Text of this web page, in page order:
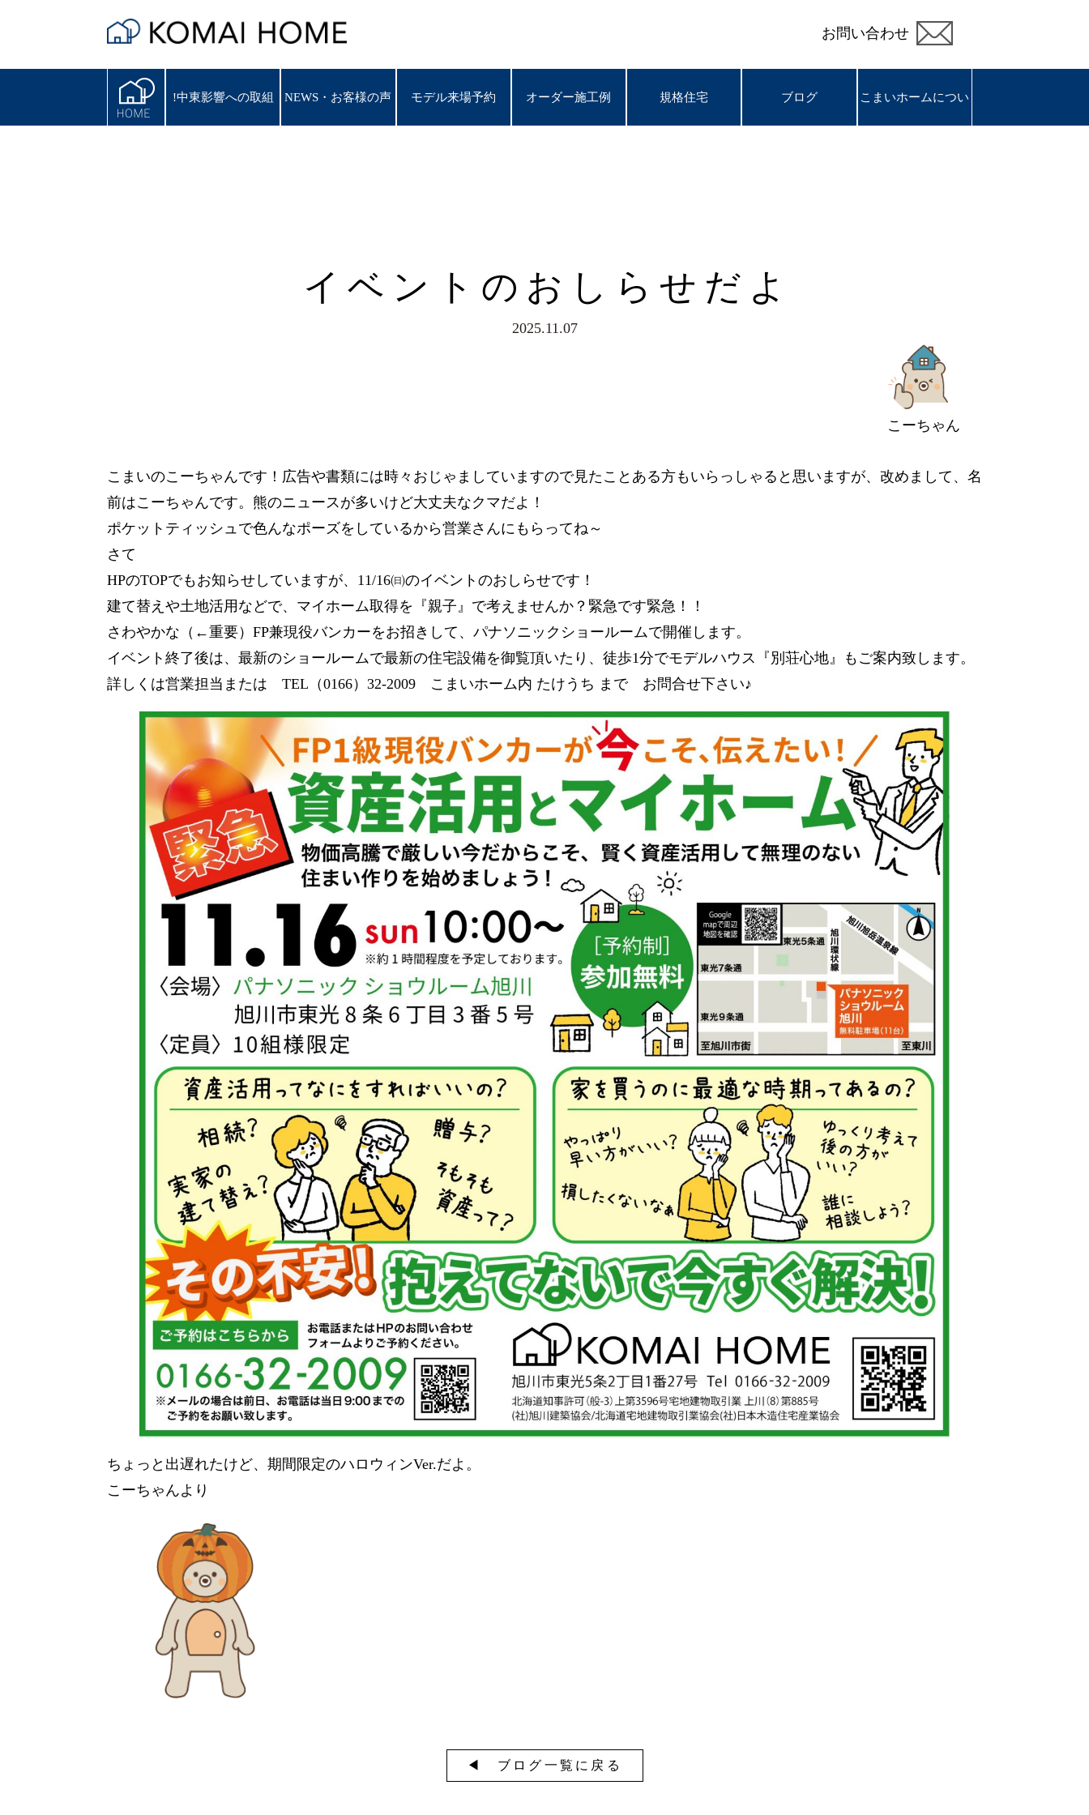
お問い合わせ
!中東影響への取組 NEWS・お客様の声 モデル来場予約 オーダー施工例 規格住宅 ブログ こまいホームについ
!中東影響への取組 NEWS・お客様の声 モデル来場予約 オーダー施工例 規格住宅 ブログ こまいホームについ
イベントのおしらせだよ
2025.11.07
こーちゃん
こまいのこーちゃんです！広告や書類には時々おじゃましていますので見たことある方もいらっしゃると思いますが、改めまして、名
前はこーちゃんです。熊のニュースが多いけど大丈夫なクマだよ！
ポケットティッシュで色んなポーズをしているから営業さんにもらってね～
さて
HPのTOPでもお知らせしていますが、11/16㈰のイベントのおしらせです！
建て替えや土地活用などで、マイホーム取得を『親子』で考えませんか？緊急です緊急！！
さわやかな（←重要）FP兼現役バンカーをお招きして、パナソニックショールームで開催します。
イベント終了後は、最新のショールームで最新の住宅設備を御覧頂いたり、徒歩1分でモデルハウス『別荘心地』もご案内致します。
詳しくは営業担当または TEL（0166）32-2009 こまいホーム内 たけうち まで お問合せ下さい♪
ちょっと出遅れたけど、期間限定のハロウィンVer.だよ。
こーちゃんより
◀︎ ブログ一覧に戻る